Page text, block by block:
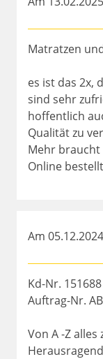
Matratzen
es ist das 2x,
sind sehr
hoffentlich
Qualität zu
Mehr braucht
Online
Am
Kd-Nr. 151688
Auftrag-Nr.
Von A -Z